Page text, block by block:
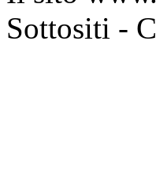
Sottositi -